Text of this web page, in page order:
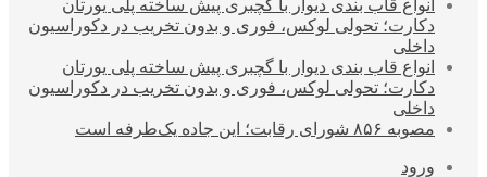
انواع قاب بندی دیوار با گچبری پیش ساخته پلی یورتان
دکارت؛ تحولی لوکس، فوری و بدون تخریب در دکوراسیون
داخلی
انواع قاب بندی دیوار با گچبری پیش ساخته پلی یورتان
دکارت؛ تحولی لوکس، فوری و بدون تخریب در دکوراسیون
داخلی
مصوبه ۸۵۶ شورای رقابت؛ این جاده یک‌طرفه است
ورود